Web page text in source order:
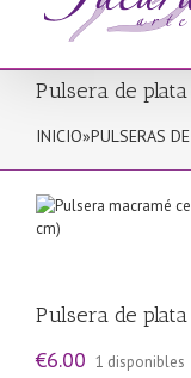
Pulsera de
INICIO»PULSERAS
Pulsera de
€6.00 1 disponibles